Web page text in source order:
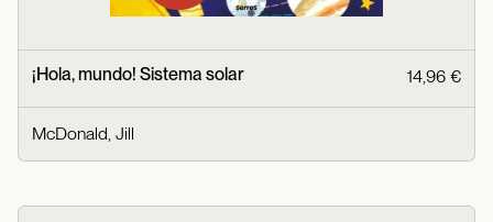
¡Hola, mundo! Sistema solar 14,96 €
McDonald, Jill